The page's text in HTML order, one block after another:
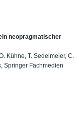
neopragmatischer
Kühne, T. Sedelmeier, C.
Springer Fachmedien